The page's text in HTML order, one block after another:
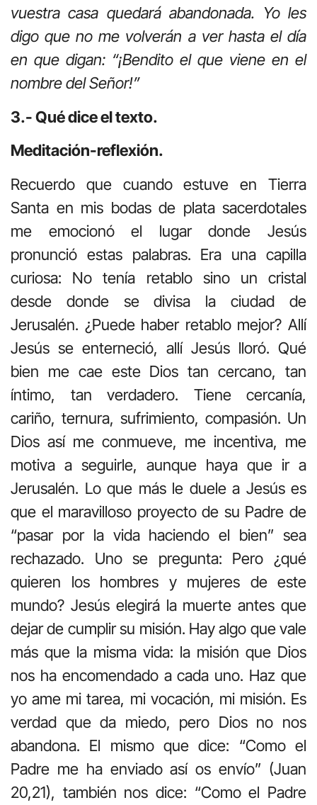
vuestra casa quedará abandonada. Yo les
digo que no me volverán a ver hasta el día
en que digan: “¡Bendito el que viene en el
nombre del Señor!”
3.- Qué dice el texto.
Meditación-reflexión.
Recuerdo que cuando estuve en Tierra
Santa en mis bodas de plata sacerdotales
me emocionó el lugar donde Jesús
pronunció estas palabras. Era una capilla
curiosa: No tenía retablo sino un cristal
desde donde se divisa la ciudad de
Jerusalén. ¿Puede haber retablo mejor? Allí
Jesús se enterneció, allí Jesús lloró. Qué
bien me cae este Dios tan cercano, tan
íntimo, tan verdadero. Tiene cercanía,
cariño, ternura, sufrimiento, compasión. Un
Dios así me conmueve, me incentiva, me
motiva a seguirle, aunque haya que ir a
Jerusalén. Lo que más le duele a Jesús es
que el maravilloso proyecto de su Padre de
“pasar por la vida haciendo el bien” sea
rechazado. Uno se pregunta: Pero ¿qué
quieren los hombres y mujeres de este
mundo? Jesús elegirá la muerte antes que
dejar de cumplir su misión. Hay algo que vale
más que la misma vida: la misión que Dios
nos ha encomendado a cada uno. Haz que
yo ame mi tarea, mi vocación, mi misión. Es
verdad que da miedo, pero Dios no nos
abandona. El mismo que dice: “Como el
Padre me ha enviado así os envío” (Juan
20,21), también nos dice: “Como el Padre